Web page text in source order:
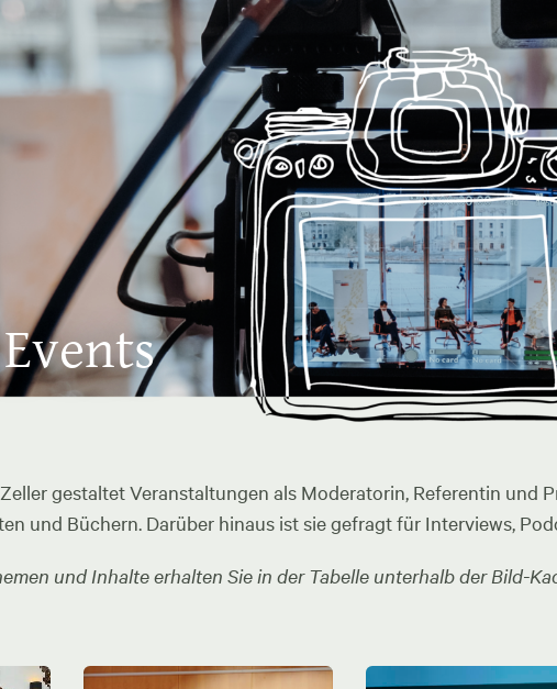
gestaltet Veranstaltungen als Moderatorin, Referentin und
und Büchern. Darüber hinaus ist sie gefragt für Interviews,
und Inhalte erhalten Sie in der Tabelle unterhalb der Bild-